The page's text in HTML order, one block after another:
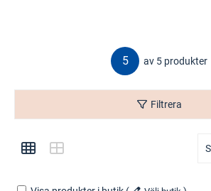
5 av 5 produkter
Filtrera